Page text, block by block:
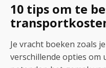
10 tips om te
Je vracht boeken zoals
verschillende opties om